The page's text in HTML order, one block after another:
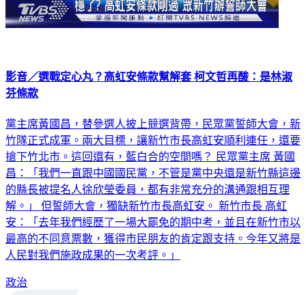
影音／選戰定心丸？高虹安條款幫解套 柯文哲再酸：是林淑
芬條款
黨主席黃國昌，替參選人披上競選背帶，民眾黨誓師大會，新
竹隊正式成軍。兩大目標，讓新竹市長高虹安順利連任，還要
搶下竹北市。這回還有，藍白合的空間嗎？ 民眾黨主席 黃國
昌：「我們一直跟中國國民黨，不管是黨中央還是新竹縣這邊
的縣長被提名人徐欣瑩委員，都有非常充分的溝通跟相互理
解。」 但誓師大會，獨缺新竹市長高虹安。 新竹市長 高虹
安：「去年我們經歷了一場大罷免的期中考，並且在新竹市以
最高的不同意票數，獲得市民朋友的肯定跟支持。今年又將是
人民對我們施政成果的一次考評。」
政治